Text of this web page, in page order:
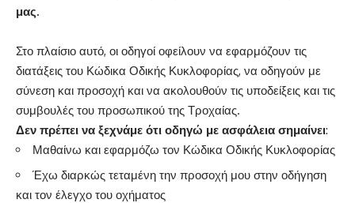
μας.
Στο πλαίσιο αυτό, οι οδηγοί οφείλουν να εφαρμόζουν τις
διατάξεις του Κώδικα Οδικής Κυκλοφορίας, να οδηγούν με
σύνεση και προσοχή και να ακολουθούν τις υποδείξεις και τις
συμβουλές του προσωπικού της Τροχαίας.
Δεν πρέπει να ξεχνάμε ότι οδηγώ με ασφάλεια σημαίνει:
Μαθαίνω και εφαρμόζω τον Κώδικα Οδικής Κυκλοφορίας
Έχω διαρκώς τεταμένη την προσοχή μου στην οδήγηση
και τον έλεγχο του οχήματος